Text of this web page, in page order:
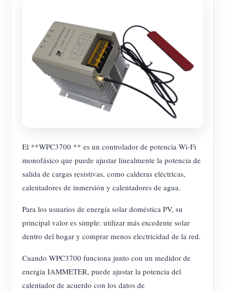
El **WPC3700 ** es un controlador de potencia Wi-Fi
monofásico que puede ajustar linealmente la potencia de
salida de cargas resistivas, como calderas eléctricas,
calentadores de inmersión y calentadores de agua.
Para los usuarios de energía solar doméstica PV, su
principal valor es simple: utilizar más excedente solar
dentro del hogar y comprar menos electricidad de la red.
Cuando WPC3700 funciona junto con un medidor de
energía IAMMETER, puede ajustar la potencia del
calentador de acuerdo con los datos de